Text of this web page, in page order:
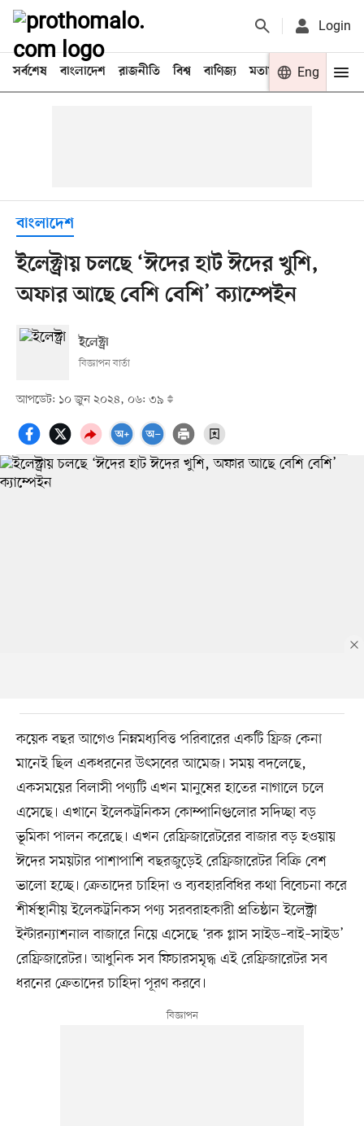
Login
সর্বশেষ বাংলাদেশ রাজনীতি বিশ্ব বাণিজ্য মতামত খেলা
Eng
বাংলাদেশ
ইলেক্ট্রায় চলছে ‘ঈদের হাট ঈদের খুশি,
অফার আছে বেশি বেশি’ ক্যাম্পেইন
ইলেক্ট্রা
বিজ্ঞাপন বার্তা
আপডেট: ১০ জুন ২০২৪, ০৬: ৩৯
কয়েক বছর আগেও নিম্নমধ্যবিত্ত পরিবারের একটি ফ্রিজ কেনা
মানেই ছিল একধরনের উৎসবের আমেজ। সময় বদলেছে,
একসময়ের বিলাসী পণ্যটি এখন মানুষের হাতের নাগালে চলে
এসেছে। এখানে ইলেকট্রনিকস কোম্পানিগুলোর সদিচ্ছা বড়
ভূমিকা পালন করেছে। এখন রেফ্রিজারেটরের বাজার বড় হওয়ায়
ঈদের সময়টার পাশাপাশি বছরজুড়েই রেফ্রিজারেটর বিক্রি বেশ
ভালো হচ্ছে। ক্রেতাদের চাহিদা ও ব্যবহারবিধির কথা বিবেচনা করে
শীর্ষস্থানীয় ইলেকট্রনিকস পণ্য সরবরাহকারী প্রতিষ্ঠান ইলেক্ট্রা
ইন্টারন্যাশনাল বাজারে নিয়ে এসেছে ‘রক গ্লাস সাইড–বাই–সাইড’
রেফ্রিজারেটর। আধুনিক সব ফিচারসমৃদ্ধ এই রেফ্রিজারেটর সব
ধরনের ক্রেতাদের চাহিদা পূরণ করবে।